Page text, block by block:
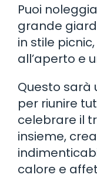
Puoi
grande
in stile
all’aperto e
Questo sarà
per riunire
celebrare il
insieme,
calore e